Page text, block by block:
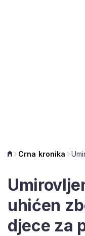
Crna kronika
uhićen
djece za